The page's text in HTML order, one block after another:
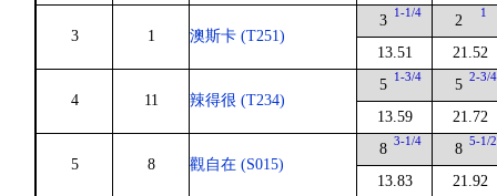
3 1 澳斯卡 (T251)
3 1-1/4
13.51
2 1
21.52
4 11 辣得很 (T234)
5 1-3/4
13.59
5 2-3/4
21.72
5 8 觀自在 (S015)
8 3-1/4
13.83
8 5-1/2
21.92